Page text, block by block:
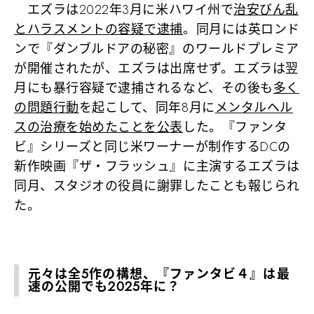
エズラは2022年3月に米ハワイ州で治安びん乱
とハラスメントの容疑で逮捕。同月には英ロンド
ンで『ダンブルドアの秘密』のワールドプレミア
が開催されたが、エズラは出席せず。エズラは翌
月にも暴行容疑で逮捕されるなど、その後も多く
の問題行動を起こして、同年8月にメンタルヘル
スの治療を始めたことを公表した。『ファンタ
ビ』シリーズと同じ米ワーナーが制作するDCの
新作映画『ザ・フラッシュ』に主演するエズラは
同月、スタジオの役員に謝罪したことも報じられ
た。
元々は全5作の構想、『ファンタビ４』は最
速の公開でも2025年に？